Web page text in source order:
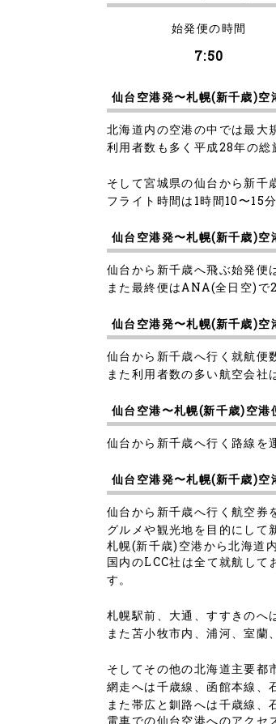
始発便の時間
7:50
仙台空港発〜札幌(新千歳)空
北海道内の空港の中では最大
利用者数も多く平成28年の総
そして宮城県の仙台から新千
フライト時間は1時間10〜15
仙台空港発〜札幌(新千歳)
仙台から新千歳へ飛ぶ始発便
また最終便はANA(全日空)で
仙台空港発〜札幌(新千歳)空
仙台から新千歳へ行く就航便
また利用者数の多い航空会
仙台空港〜札幌(新千歳)空港
仙台から新千歳へ行く路線
仙台空港発〜札幌(新千歳)空
仙台から新千歳へ行く航空券
グルメや観光地を目的にして
札幌(新千歳)空港から北海道
国内のLCC社は全て就航し
す。
札幌駅前、大通、すすきのへ
また苫小牧市内、浦河、室蘭
そしてその他の北海道主要都
網走へは千歳線、函館本線、
また帯広と釧路へは千歳線、
電車での仙台空港へのアクセ